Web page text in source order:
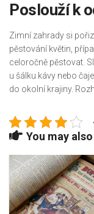
Poslouží k
Zimní zahrady si
pěstování květin,
celoročně pěstovat.
u šálku kávy nebo
do okolní krajiny.
You may